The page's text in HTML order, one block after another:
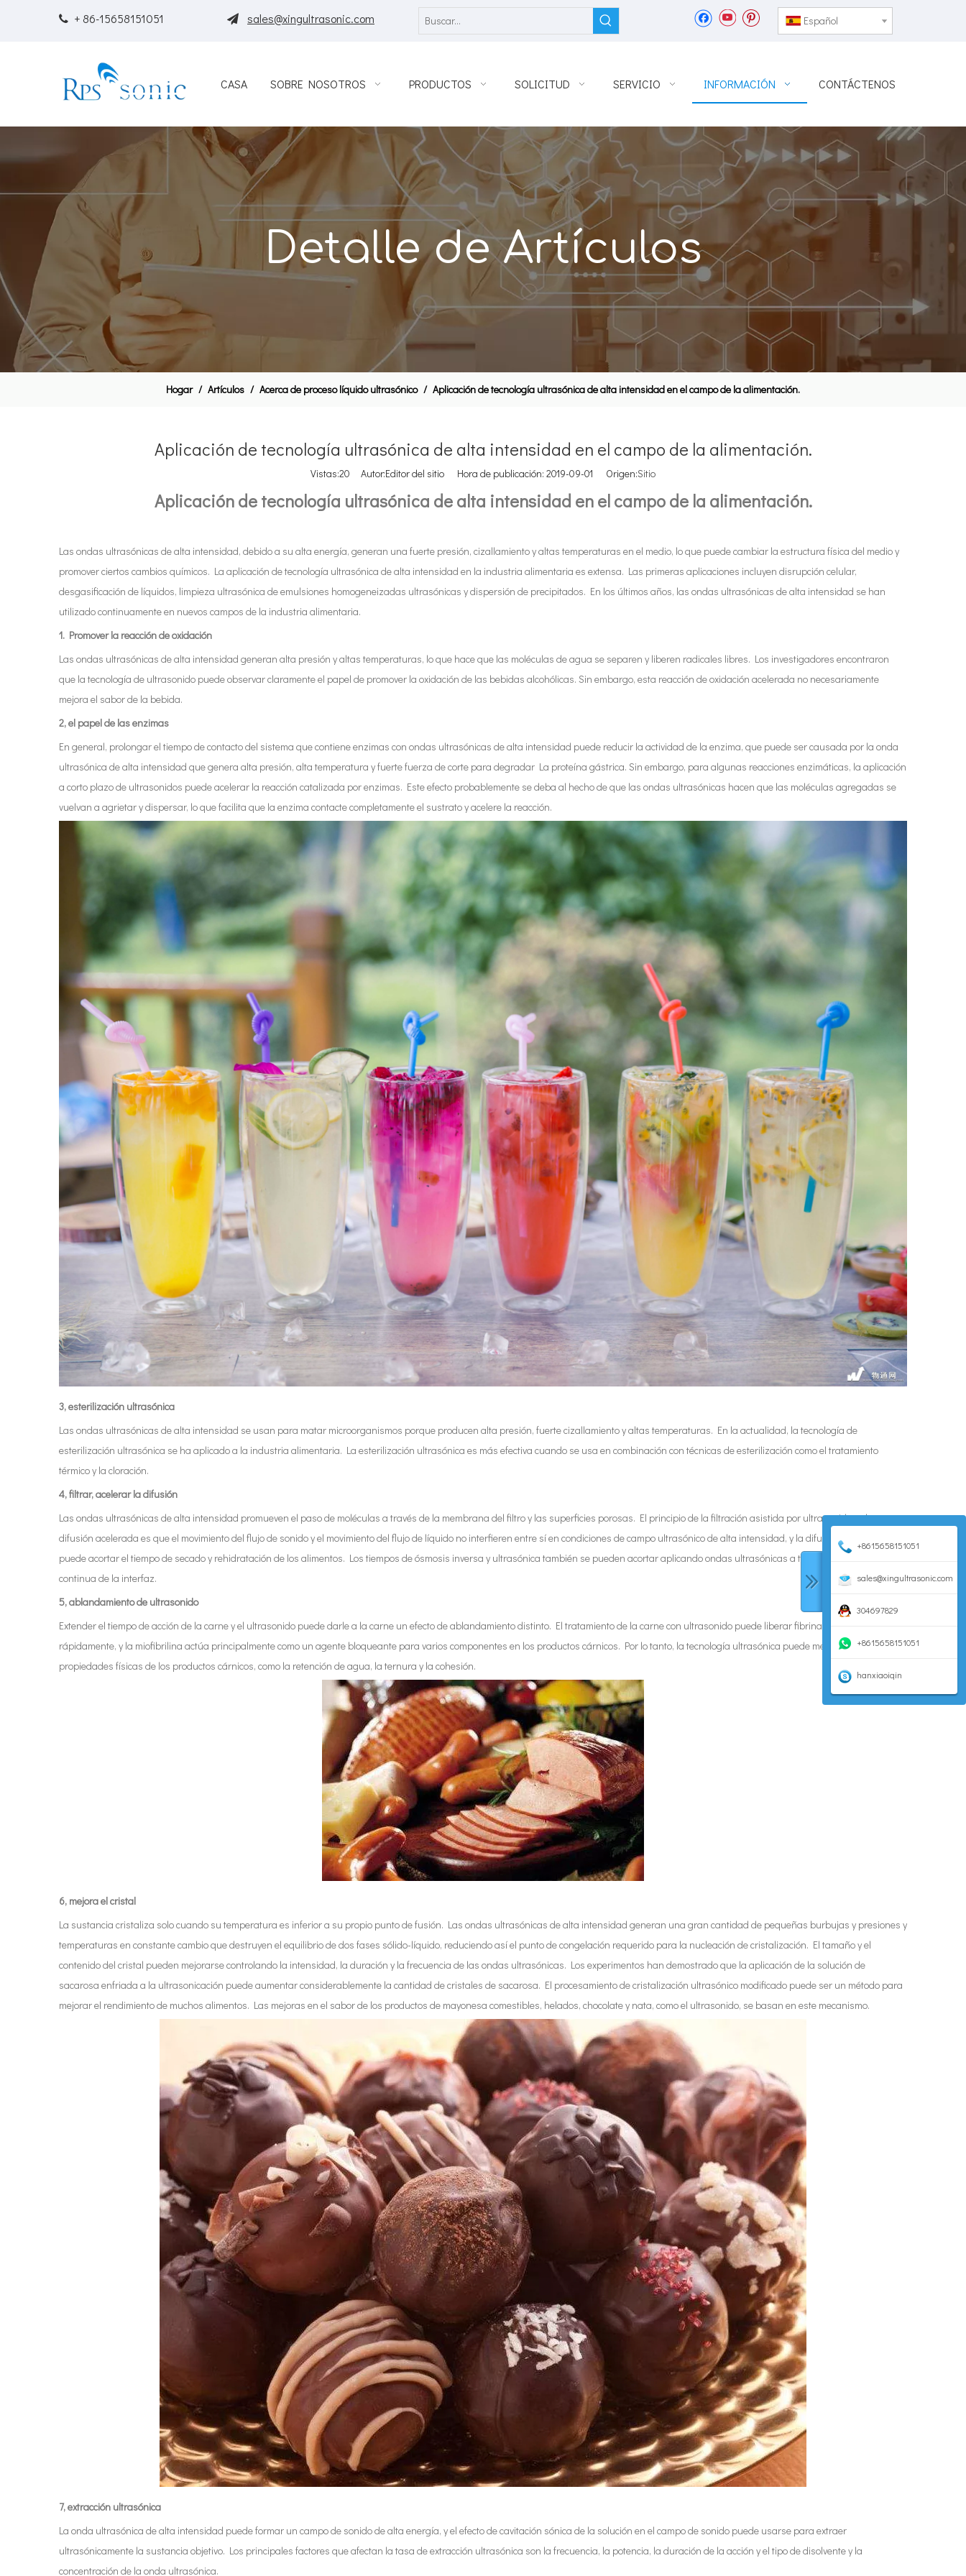
 + 86-15658151051  sales@xingultrasonic.com Español
CASA SOBRE NOSOTROS PRODUCTOS SOLICITUD SERVICIO INFORMACIÓN CONTÁCTENOS
Detalle de Artículos
Hogar / Artículos / Acerca de proceso líquido ultrasónico / Aplicación de tecnología ultrasónica de alta intensidad en el campo de la alimentación.
Aplicación de tecnología ultrasónica de alta intensidad en el campo de la alimentación.
Vistas:20 Autor:Editor del sitio Hora de publicación: 2019-09-01 Origen:Sitio
Aplicación de tecnología ultrasónica de alta intensidad en el campo de la alimentación.
Las ondas ultrasónicas de alta intensidad, debido a su alta energía, generan una fuerte presión, cizallamiento y altas temperaturas en el medio, lo que puede cambiar la estructura física del medio y
promover ciertos cambios químicos. La aplicación de tecnología ultrasónica de alta intensidad en la industria alimentaria es extensa. Las primeras aplicaciones incluyen disrupción celular,
desgasificación de líquidos, limpieza ultrasónica de emulsiones homogeneizadas ultrasónicas y dispersión de precipitados. En los últimos años, las ondas ultrasónicas de alta intensidad se han
utilizado continuamente en nuevos campos de la industria alimentaria.
1. Promover la reacción de oxidación
Las ondas ultrasónicas de alta intensidad generan alta presión y altas temperaturas, lo que hace que las moléculas de agua se separen y liberen radicales libres. Los investigadores encontraron
que la tecnología de ultrasonido puede observar claramente el papel de promover la oxidación de las bebidas alcohólicas. Sin embargo, esta reacción de oxidación acelerada no necesariamente
mejora el sabor de la bebida.
2, el papel de las enzimas
En general, prolongar el tiempo de contacto del sistema que contiene enzimas con ondas ultrasónicas de alta intensidad puede reducir la actividad de la enzima, que puede ser causada por la onda
ultrasónica de alta intensidad que genera alta presión, alta temperatura y fuerte fuerza de corte para degradar La proteína gástrica. Sin embargo, para algunas reacciones enzimáticas, la aplicación
a corto plazo de ultrasonidos puede acelerar la reacción catalizada por enzimas. Este efecto probablemente se deba al hecho de que las ondas ultrasónicas hacen que las moléculas agregadas se
vuelvan a agrietar y dispersar, lo que facilita que la enzima contacte completamente el sustrato y acelere la reacción.
3, esterilización ultrasónica
Las ondas ultrasónicas de alta intensidad se usan para matar microorganismos porque producen alta presión, fuerte cizallamiento y altas temperaturas. En la actualidad, la tecnología de
esterilización ultrasónica se ha aplicado a la industria alimentaria. La esterilización ultrasónica es más efectiva cuando se usa en combinación con técnicas de esterilización como el tratamiento
térmico y la cloración.
4, filtrar, acelerar la difusión
Las ondas ultrasónicas de alta intensidad promueven el paso de moléculas a través de la membrana del filtro y las superficies porosas. El principio de la filtración asistida por ultrasonidos y la
difusión acelerada es que el movimiento del flujo de sonido y el movimiento del flujo de líquido no interfieren entre sí en condiciones de campo ultrasónico de alta intensidad, y la difusión acelerada
puede acortar el tiempo de secado y rehidratación de los alimentos. Los tiempos de ósmosis inversa y ultrasónica también se pueden acortar aplicando ondas ultrasónicas a través de la limpieza
continua de la interfaz.
5, ablandamiento de ultrasonido
Extender el tiempo de acción de la carne y el ultrasonido puede darle a la carne un efecto de ablandamiento distinto. El tratamiento de la carne con ultrasonido puede liberar fibrina muscular
rápidamente, y la miofibrilina actúa principalmente como un agente bloqueante para varios componentes en los productos cárnicos. Por lo tanto, la tecnología ultrasónica puede mejorar las
propiedades físicas de los productos cárnicos, como la retención de agua, la ternura y la cohesión.
6, mejora el cristal
La sustancia cristaliza solo cuando su temperatura es inferior a su propio punto de fusión. Las ondas ultrasónicas de alta intensidad generan una gran cantidad de pequeñas burbujas y presiones y
temperaturas en constante cambio que destruyen el equilibrio de dos fases sólido-líquido, reduciendo así el punto de congelación requerido para la nucleación de cristalización. El tamaño y el
contenido del cristal pueden mejorarse controlando la intensidad, la duración y la frecuencia de las ondas ultrasónicas. Los experimentos han demostrado que la aplicación de la solución de
sacarosa enfriada a la ultrasonicación puede aumentar considerablemente la cantidad de cristales de sacarosa. El procesamiento de cristalización ultrasónico modificado puede ser un método para
mejorar el rendimiento de muchos alimentos. Las mejoras en el sabor de los productos de mayonesa comestibles, helados, chocolate y nata, como el ultrasonido, se basan en este mecanismo.
7, extracción ultrasónica
La onda ultrasónica de alta intensidad puede formar un campo de sonido de alta energía, y el efecto de cavitación sónica de la solución en el campo de sonido puede usarse para extraer
ultrasónicamente la sustancia objetivo. Los principales factores que afectan la tasa de extracción ultrasónica son la frecuencia, la potencia, la duración de la acción y el tipo de disolvente y la
concentración de la onda ultrasónica.
+8615658151051
sales@xingultrasonic.com
304697829
+8615658151051
hanxiaoiqin